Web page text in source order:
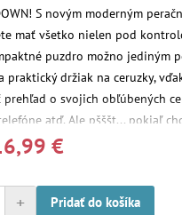
S novým moderným
mať všetko nielen pod
puzdro možno jediným
praktický držiak na ceruzky,
prehľad o svojich obľúbených
atď. Ale pšššt... pokiaľ
skryť, môžete to jednoducho
€
+ Pridať do košíka